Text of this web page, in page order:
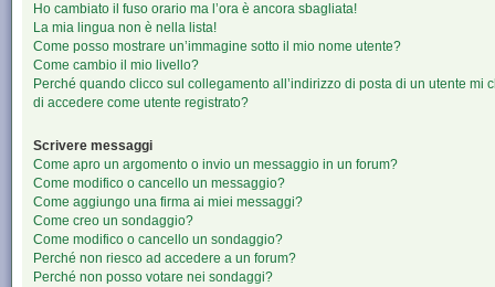
Ho cambiato il fuso orario ma l’ora è ancora sbagliata!
La mia lingua non è nella lista!
Come posso mostrare un’immagine sotto il mio nome utente?
Come cambio il mio livello?
Perché quando clicco sul collegamento all’indirizzo di posta di un utente mi
di accedere come utente registrato?
Scrivere messaggi
Come apro un argomento o invio un messaggio in un forum?
Come modifico o cancello un messaggio?
Come aggiungo una firma ai miei messaggi?
Come creo un sondaggio?
Come modifico o cancello un sondaggio?
Perché non riesco ad accedere a un forum?
Perché non posso votare nei sondaggi?